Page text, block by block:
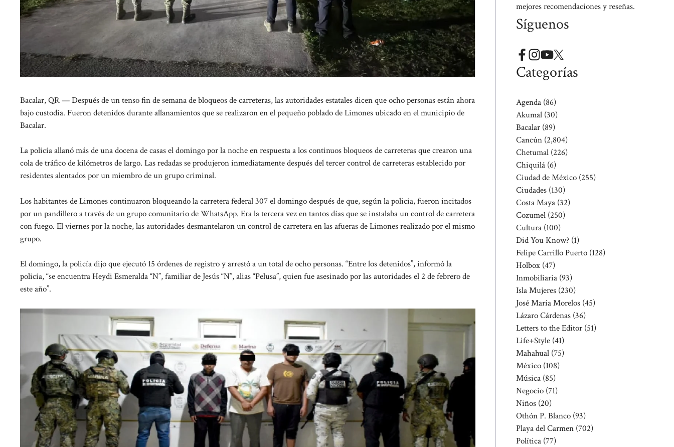
Bacalar, QR — Después de un tenso fin de semana de bloqueos de carreteras, las autoridades estatales dicen que ocho personas están ahora
bajo custodia. Fueron detenidos durante allanamientos que se realizaron en el pequeño poblado de Limones ubicado en el municipio de
Bacalar.
La policía allanó más de una docena de casas el domingo por la noche en respuesta a los continuos bloqueos de carreteras que crearon una
cola de tráfico de kilómetros de largo. Las redadas se produjeron inmediatamente después del tercer control de carreteras establecido por
residentes alentados por un miembro de un grupo criminal.
Los habitantes de Limones continuaron bloqueando la carretera federal 307 el domingo después de que, según la policía, fueron incitados
por un pandillero a través de un grupo comunitario de WhatsApp. Era la tercera vez en tantos días que se instalaba un control de carretera
con fuego. El viernes por la noche, las autoridades desmantelaron un control de carretera en las afueras de Limones realizado por el mismo
grupo.
El domingo, la policía dijo que ejecutó 15 órdenes de registro y arrestó a un total de ocho personas. “Entre los detenidos”, informó la
policía, “se encuentra Heydi Esmeralda “N”, familiar de Jesús “N”, alias “Pelusa”, quien fue asesinado por las autoridades el 2 de febrero de
este año”.
mejores recomendaciones y reseñas.
Síguenos
Categorías
Agenda (86)
Akumal (30)
Bacalar (89)
Cancún (2,804)
Chetumal (226)
Chiquilá (6)
Ciudad de México (255)
Ciudades (130)
Costa Maya (32)
Cozumel (250)
Cultura (100)
Did You Know? (1)
Felipe Carrillo Puerto (128)
Holbox (47)
Inmobiliaria (93)
Isla Mujeres (230)
José María Morelos (45)
Lázaro Cárdenas (36)
Letters to the Editor (51)
Life+Style (41)
Mahahual (75)
México (108)
Música (85)
Negocio (71)
Niños (20)
Othón P. Blanco (93)
Playa del Carmen (702)
Política (77)